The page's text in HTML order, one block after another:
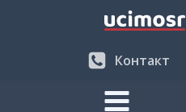
Контакт